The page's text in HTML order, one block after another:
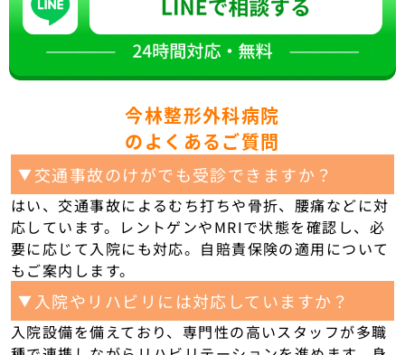
今林整形外科病院
のよくあるご質問
▼ 交通事故のけがでも受診できますか？
はい、交通事故によるむち打ちや骨折、腰痛などに対
応しています。レントゲンやMRIで状態を確認し、必
要に応じて入院にも対応。自賠責保険の適用について
もご案内します。
▼ 入院やリハビリには対応していますか？
入院設備を備えており、専門性の高いスタッフが多職